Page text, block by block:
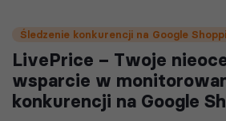
Śledzenie konkurencji na Google
LivePrice – Twoje
wsparcie w
konkurencji na Google